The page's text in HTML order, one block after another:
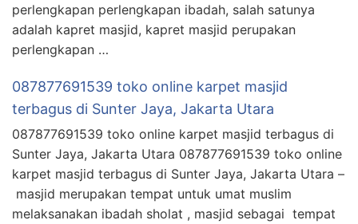
perlengkapan perlengkapan ibadah, salah satunya
adalah kapret masjid, kapret masjid perupakan
perlengkapan …
087877691539 toko online karpet masjid
terbagus di Sunter Jaya, Jakarta Utara
087877691539 toko online karpet masjid terbagus di
Sunter Jaya, Jakarta Utara 087877691539 toko online
karpet masjid terbagus di Sunter Jaya, Jakarta Utara –
masjid merupakan tempat untuk umat muslim
melaksanakan ibadah sholat , masjid sebagai tempat